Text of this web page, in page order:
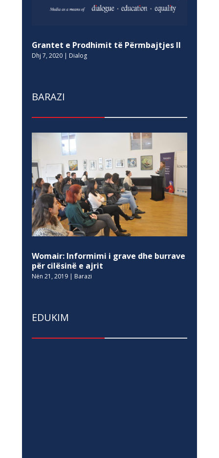
Grantet e Prodhimit të Përmbajtjes II
Dhj 7, 2020| Dialog
BARAZI
Womair: Informimi i grave dhe burrave
për cilësinë e ajrit
Nën 21, 2019| Barazi
EDUKIM